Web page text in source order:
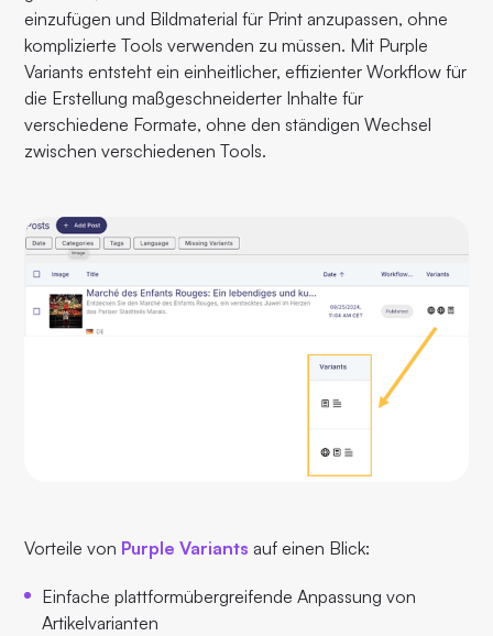
einzufügen und Bildmaterial für Print anzupassen, ohne
komplizierte Tools verwenden zu müssen. Mit Purple
Variants entsteht ein einheitlicher, effizienter Workflow für
die Erstellung maßgeschneiderter Inhalte für
verschiedene Formate, ohne den ständigen Wechsel
zwischen verschiedenen Tools.
Vorteile von Purple Variants auf einen Blick:
Einfache plattformübergreifende Anpassung von
Artikelvarianten